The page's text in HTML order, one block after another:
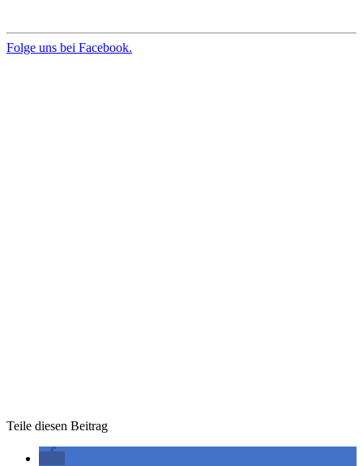
Folge uns bei Facebook.
Teile diesen Beitrag